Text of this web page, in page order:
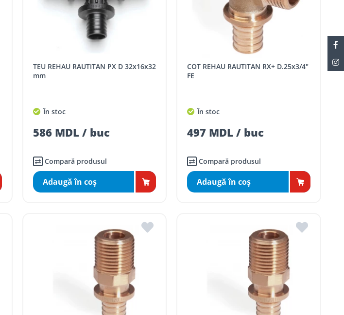
TEU REHAU RAUTITAN PX D 32x16x32
mm
În stoc
586 MDL / buc
Compară produsul
Adaugă în coş
COT REHAU RAUTITAN RX+ D.25x3/4"
FE
În stoc
497 MDL / buc
Compară produsul
Adaugă în coş